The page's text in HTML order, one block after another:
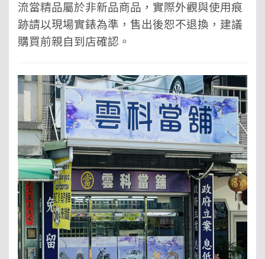
流當精品屬於非新品商品，實際外觀與使用痕
跡請以現場實錶為準，售出後恕不退換，建議
購買前親自到店確認。